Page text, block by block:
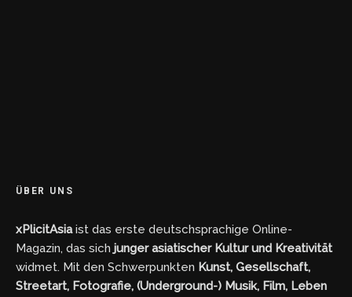
ÜBER UNS
xPlicitAsiaist das erste deutschsprachige Online-
Magazin, das sich junger asiatischer Kultur und Kreativität
widmet. Mit den Schwerpunkten Kunst, Gesellschaft,
Streetart, Fotografie, (Underground-) Musik, Film, Leben